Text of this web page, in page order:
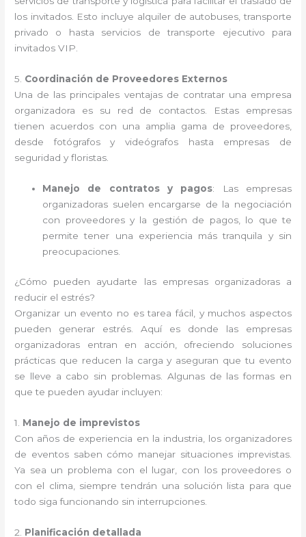
los invitados. Esto incluye alquiler de autobuses, transporte
privado o hasta servicios de transporte ejecutivo para
invitados VIP.
5. Coordinación de Proveedores Externos
Una de las principales ventajas de contratar una empresa
organizadora es su red de contactos. Estas empresas
tienen acuerdos con una amplia gama de proveedores,
desde fotógrafos y videógrafos hasta empresas de
seguridad y floristas.
Manejo de contratos y pagos: Las empresas
organizadoras suelen encargarse de la negociación
con proveedores y la gestión de pagos, lo que te
permite tener una experiencia más tranquila y sin
preocupaciones.
¿Cómo pueden ayudarte las empresas organizadoras a
reducir el estrés?
Organizar un evento no es tarea fácil, y muchos aspectos
pueden generar estrés. Aquí es donde las empresas
organizadoras entran en acción, ofreciendo soluciones
prácticas que reducen la carga y aseguran que tu evento
se lleve a cabo sin problemas. Algunas de las formas en
que te pueden ayudar incluyen:
1. Manejo de imprevistos
Con años de experiencia en la industria, los organizadores
de eventos saben cómo manejar situaciones imprevistas.
Ya sea un problema con el lugar, con los proveedores o
con el clima, siempre tendrán una solución lista para que
todo siga funcionando sin interrupciones.
2. Planificación detallada